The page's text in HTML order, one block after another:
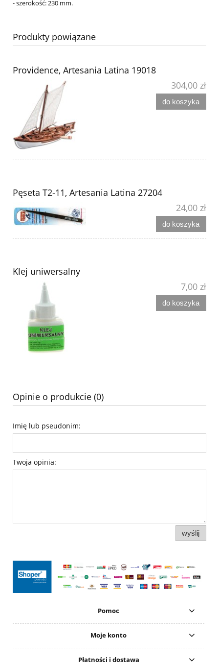
- szerokość: 230 mm.
Produkty powiązane
Providence, Artesania Latina 19018
304,00 zł
do koszyka
Pęseta T2-11, Artesania Latina 27204
24,00 zł
do koszyka
Klej uniwersalny
7,00 zł
do koszyka
Opinie o produkcie (0)
Imię lub pseudonim:
Twoja opinia:
wyślij
Pomoc
Moje konto
Płatności i dostawa